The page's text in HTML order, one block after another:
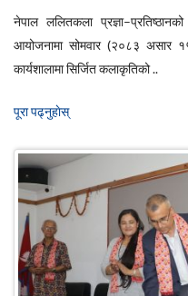
नेपाल ललितकला
आयोजनामा सोमवार (२०८३ असार
कार्यशालामा सिर्जित कलाकृतिको ..
पूरा पढ्नुहाेस्